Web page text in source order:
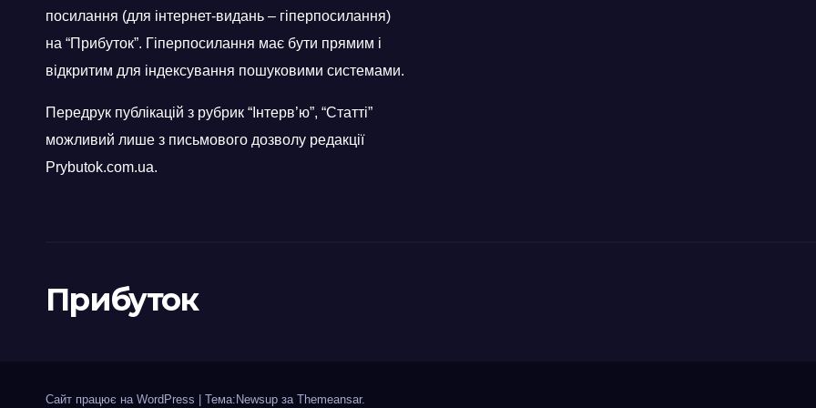
посилання (для інтернет-видань – гіперпосилання)
на “Прибуток”. Гіперпосилання має бути прямим і
відкритим для індексування пошуковими системами.
Передрук публікацій з рубрик “Інтерв’ю”, “Статті”
можливий лише з письмового дозволу редакції
Prybutok.com.ua.
Прибуток
Сайт працює на WordPress Тема:Newsup за Themeansar.